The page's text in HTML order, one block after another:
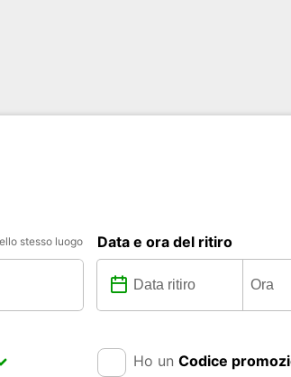
stesso luogo Data e ora del ritiro
Ho un Codice